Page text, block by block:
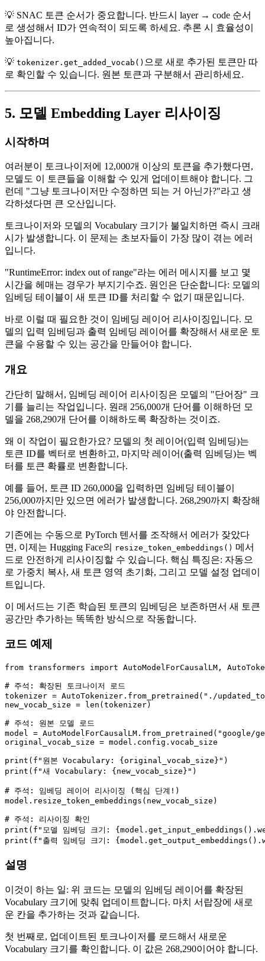
💡 SNAC 토큰 순서가 중요합니다. 반드시 layer → code 순서
로 생성해서 ID가 연속적이 되도록 하세요. 추론 시 효율성이
높아집니다.
💡 tokenizer.get_added_vocab() 으로 새로 추가된 토큰만 따
로 확인할 수 있습니다. 원본 토큰과 구분해서 관리하세요.
5. 모델 Embedding Layer 리사이징
시작하며
여러분이 토크나이저에 12,000개 이상의 토큰을 추가했다면,
모델도 이 토큰들을 이해할 수 있게 업데이트해야 합니다. 그
런데 "그냥 토크나이저만 수정하면 되는 거 아닌가?"라고 생
각하셨다면 큰 오산입니다.
토크나이저와 모델의 Vocabulary 크기가 불일치하면 즉시 크래
시가 발생합니다. 이 문제는 초보자들이 가장 많이 겪는 에러
입니다.
"RuntimeError: index out of range"라는 에러 메시지를 보고 몇
시간을 헤매는 경우가 부지기수죠. 원인은 단순합니다: 모델의
임베딩 테이블이 새 토큰 ID를 처리할 수 없기 때문입니다.
바로 이럴 때 필요한 것이 임베딩 레이어 리사이징입니다. 모
델의 입력 임베딩과 출력 임베딩 레이어를 확장해서 새로운 토
큰을 수용할 수 있는 공간을 만들어야 합니다.
개요
간단히 말해서, 임베딩 레이어 리사이징은 모델의 "단어장" 크
기를 늘리는 작업입니다. 원래 256,000개 단어를 이해하던 모
델을 268,290개 단어를 이해하도록 확장하는 것이죠.
왜 이 작업이 필요한가요? 모델의 첫 레이어(입력 임베딩)는
토큰 ID를 벡터로 변환하고, 마지막 레이어(출력 임베딩)는 벡
터를 토큰 확률로 변환합니다.
예를 들어, 토큰 ID 260,000을 입력하면 임베딩 테이블이
256,000까지만 있으면 에러가 발생합니다. 268,290까지 확장해
야 안전합니다.
기존에는 수동으로 PyTorch 텐서를 조작해서 에러가 잦았다
면, 이제는 Hugging Face의
resize_token_embeddings() 메서
드로 안전하게 리사이징할 수 있습니다. 핵심 특징은: 자동으
로 가중치 복사, 새 토큰 영역 초기화, 그리고 모델 설정 업데이
트입니다.
이 메서드는 기존 학습된 토큰의 임베딩은 보존하면서 새 토큰
공간만 추가하는 똑똑한 방식으로 작동합니다.
코드 예제
from transformers import AutoModelForCausalLM,
# 주석: 확장된 토크나이저 로드
tokenizer = AutoTokenizer.from_pretrained( "./
new_vocab_size =
len (tokenizer)
# 주석: 원본 모델 로드
model = AutoModelForCausalLM.from_pretrained( "google/
original_vocab_size = model.config.vocab_size
print ( f"원본 Vocabulary: {original_vocab_size} "
print ( f"새 Vocabulary: {new_vocab_size} " )
# 주석: 임베딩 레이어 리사이징 (핵심 단계!)
model.resize_token_embeddings(new_vocab_size)
# 주석: 리사이징 확인
print ( f"모델 임베딩 크기:
print ( f"출력 임베딩 크기:
설명
이것이 하는 일: 위 코드는 모델의 임베딩 레이어를 확장된
Vocabulary 크기에 맞춰 업데이트합니다. 마치 서랍장에 새로
운 칸을 추가하는 것과 같습니다.
첫 번째로, 업데이트된 토크나이저를 로드해서 새로운
Vocabulary 크기를 확인합니다. 이 값은 268,290이어야 합니다.